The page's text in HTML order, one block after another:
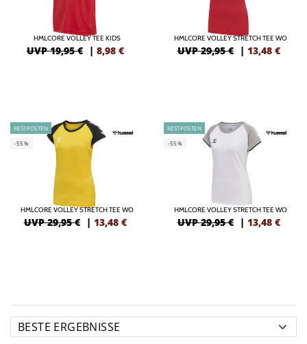
HMLCORE VOLLEY TEE KIDS
UVP 19,95 € | 8,98 €
HMLCORE VOLLEY STRETCH TEE WO
UVP 29,95 € | 13,48 €
RESTPOSTEN
-55%
HMLCORE VOLLEY STRETCH TEE WO
UVP 29,95 € | 13,48 €
RESTPOSTEN
-55%
HMLCORE VOLLEY STRETCH TEE WO
UVP 29,95 € | 13,48 €